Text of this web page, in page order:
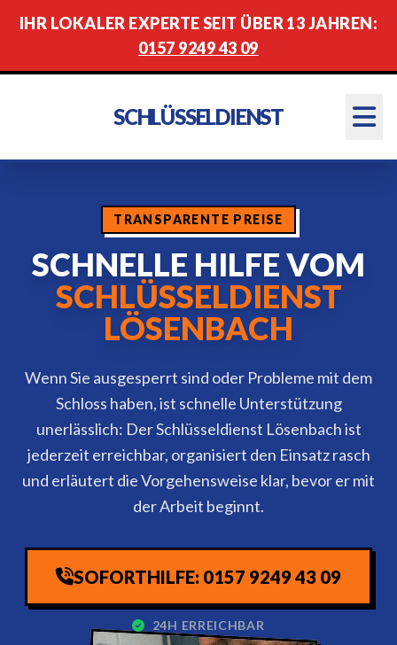
IHR LOKALER EXPERTE SEIT ÜBER 13 JAHREN:
0157 9249 43 09
SCHLÜSSELDIENST
TRANSPARENTE PREISE
SCHNELLE HILFE VOM
SCHLÜSSELDIENST
LÖSENBACH
Wenn Sie ausgesperrt sind oder Probleme mit dem
Schloss haben, ist schnelle Unterstützung
unerlässlich: Der Schlüsseldienst Lösenbach ist
jederzeit erreichbar, organisiert den Einsatz rasch
und erläutert die Vorgehensweise klar, bevor er mit
der Arbeit beginnt.
SOFORTHILFE: 0157 9249 43 09
24H ERREICHBAR